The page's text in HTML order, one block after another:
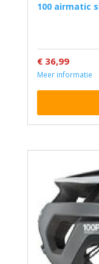
100 airmatic
€ 36,99
Meer informatie